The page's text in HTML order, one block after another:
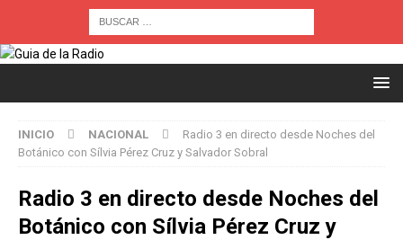
INICIO NACIONAL
Radio 3 en directo desde Noches del
Botánico con Sílvia Pérez Cruz y Salvador Sobral
Radio 3 en directo desde Noches del
Botánico con Sílvia Pérez Cruz y